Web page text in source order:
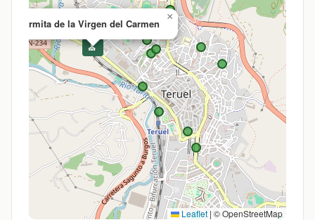
⛪
Ermita de la Virgen del Carmen
×
Leaflet | © OpenStreetMap